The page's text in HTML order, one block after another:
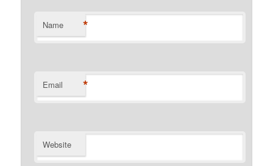
Name *
Email *
Website